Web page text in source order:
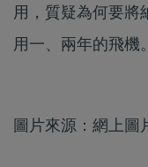
用，質疑為何要將
用一、兩年的飛機。
圖片來源：網上圖